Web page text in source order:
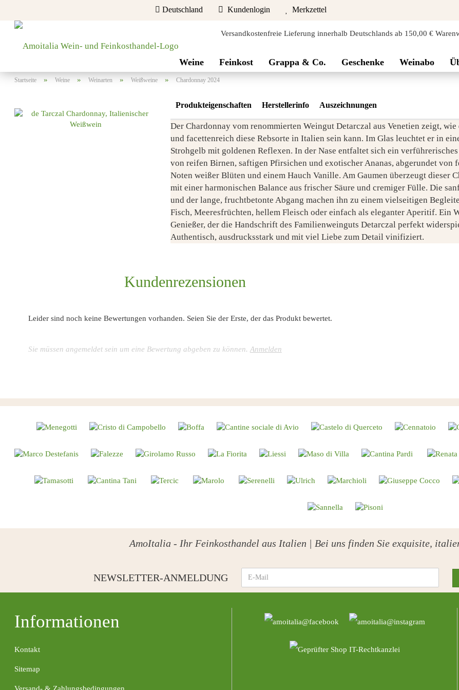
Deutschland Kundenlogin
Passwort vergessen?
Merkzettel
Versandkostenfreie Lieferung innerhalb Deutschlands ab 150,00 €
Weine Feinkost Grappa & Co. Geschenke Weinabo
Startseite » Weine » Weinarten » Weißweine » Chardonnay 2024
Produkteigenschaften Herstellerinfo Auszeichnungen
Der Chardonnay vom renommierten Weingut Detarczal aus Venetien zeigt, wie
und facettenreich diese Rebsorte in Italien sein kann. Im Glas leuchtet er in
Strohgelb mit goldenen Reflexen. In der Nase entfaltet sich ein
von reifen Birnen, saftigen Pfirsichen und exotischer Ananas, abgerundet von
Noten weißer Blüten und einem Hauch Vanille. Am Gaumen überzeugt dieser
mit einer harmonischen Balance aus frischer Säure und cremiger Fülle. Die
und der lange, fruchtbetonte Abgang machen ihn zu einem vielseitigen
Fisch, Meeresfrüchten, hellem Fleisch oder einfach als eleganter Aperitif. Ein
Genießer, der die Handschrift des Familienweinguts Detarczal perfekt
Authentisch, ausdrucksstark und mit viel Liebe zum Detail vinifiziert.
Kundenrezensionen
Leider sind noch keine Bewertungen vorhanden. Seien Sie der Erste, der das Produkt bewertet.
Sie müssen angemeldet sein um eine Bewertung abgeben zu können. Anmelden
AmoItalia - Ihr Feinkosthandel aus Italien | Bei uns finden Sie exquisite,
NEWSLETTER-ANMELDUNG
Informationen
Kontakt
Sitemap